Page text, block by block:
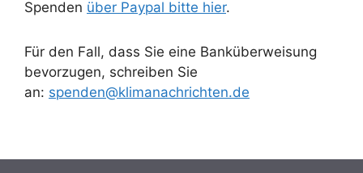
Spenden über Paypal bitte hier.
Für den Fall, dass Sie eine Banküberweisung
bevorzugen, schreiben Sie
an: spenden@klimanachrichten.de